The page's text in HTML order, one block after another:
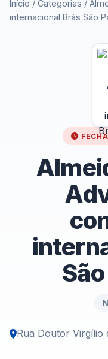
Início / Categorias /
internacional Brás São
Rua Doutor Virgílio